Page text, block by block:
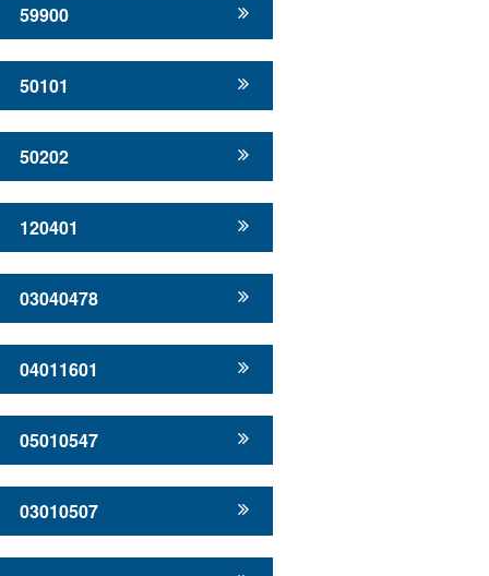
59900
50101
50202
120401
03040478
04011601
05010547
03010507